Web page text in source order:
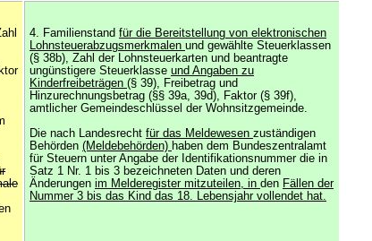
4. Familienstand für die Bereitstellung von elektronischen
Lohnsteuerabzugsmerkmalen und gewählte Steuerklassen
(§ 38b), Zahl der Lohnsteuerkarten und beantragte
ungünstigere Steuerklasse und Angaben zu
Kinderfreibeträgen (§ 39), Freibetrag und
Hinzurechnungsbetrag (§§ 39a, 39d), Faktor (§ 39f),
amtlicher Gemeindeschlüssel der Wohnsitzgemeinde.
Die nach Landesrecht für das Meldewesen zuständigen
Behörden (Meldebehörden) haben dem Bundeszentralamt
für Steuern unter Angabe der Identifikationsnummer die in
Satz 1 Nr. 1 bis 3 bezeichneten Daten und deren
Änderungen im Melderegister mitzuteilen, in den Fällen der
Nummer 3 bis das Kind das 18. Lebensjahr vollendet hat.